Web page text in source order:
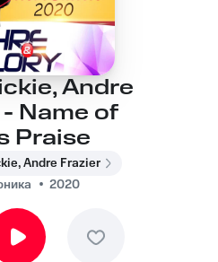
Andre
Name of
Praise
Andre Frazier
2020